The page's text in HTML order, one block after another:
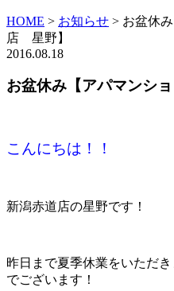
HOME > お知らせ > お盆休
店 星野】
2016.08.18
お盆休み【アパマンシ
こんにちは！！
新潟赤道店の星野です！
昨日まで夏季休業をいただ
でございます！